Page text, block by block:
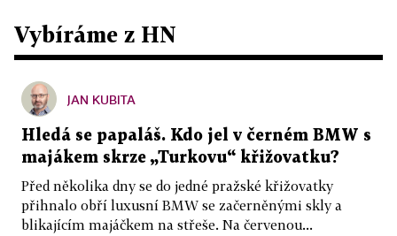
Vybíráme z HN
JAN KUBITA
Hledá se papaláš. Kdo jel v černém BMW s
majákem skrze „Turkovu“ křižovatku?
Před několika dny se do jedné pražské křižovatky
přihnalo obří luxusní BMW se začerněnými skly a
blikajícím majáčkem na střeše. Na červenou...